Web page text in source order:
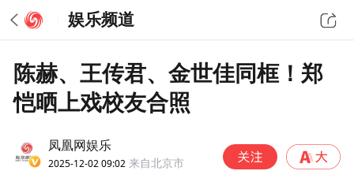
娱乐频道
陈赫、王传君、金世佳同框！郑
恺晒上戏校友合照
凤凰网娱乐
2025-12-02 09:02 来自北京市